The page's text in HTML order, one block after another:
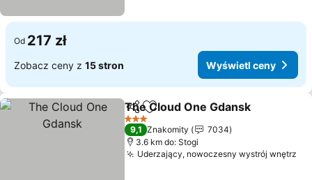
Od 217 zł
Zobacz ceny z 15 stron Wyświetl ceny
Udostępnij
Dodaj do ulubionych
The Cloud One Gdansk
3 Kategoria
9,1 Znakomity
7034
3.6 km do: Stogi
Uderzający, nowoczesny wystrój wnętrz